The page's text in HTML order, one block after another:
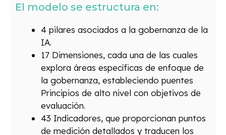
El modelo se estructura en:
4 pilares asociados a la gobernanza de la
IA.
17 Dimensiones, cada una de las cuales
explora áreas específicas de enfoque de
la gobernanza, estableciendo puentes
Principios de alto nivel con objetivos de
evaluación.
43 Indicadores, que proporcionan puntos
de medición detallados y traducen los